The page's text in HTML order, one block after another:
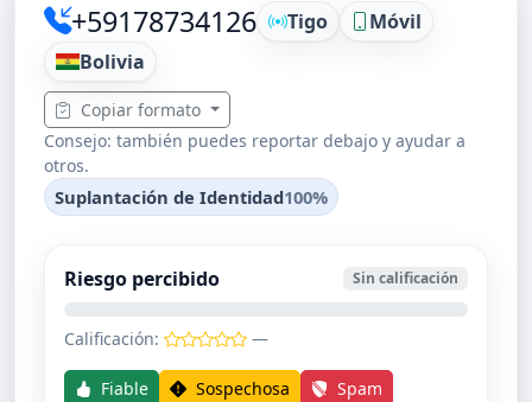
+59178734126 Tigo
Móvil
Bolivia
Copiar formato
Consejo: también puedes reportar debajo y ayudar a
otros.
Suplantación de Identidad100%
Riesgo percibido Sin calificación
Calificación: —
Fiable Sospechosa Spam